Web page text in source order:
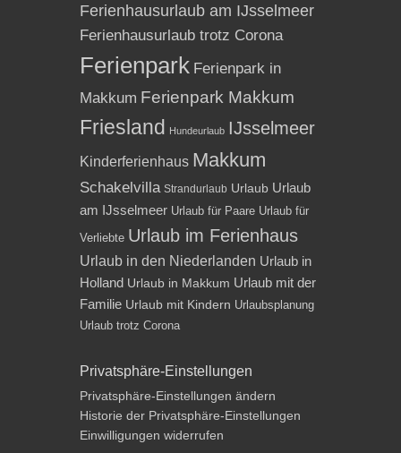
Ferienhausurlaub am IJsselmeer
Ferienhausurlaub trotz Corona
Ferienpark Ferienpark in
Makkum Ferienpark Makkum
Friesland Hundeurlaub IJsselmeer
Kinderferienhaus Makkum
Schakelvilla Strandurlaub Urlaub Urlaub
am IJsselmeer Urlaub für Paare Urlaub für
Verliebte Urlaub im Ferienhaus
Urlaub in den Niederlanden Urlaub in
Holland Urlaub in Makkum Urlaub mit der
Familie Urlaub mit Kindern Urlaubsplanung
Urlaub trotz Corona
Privatsphäre-Einstellungen
Privatsphäre-Einstellungen ändern
Historie der Privatsphäre-Einstellungen
Einwilligungen widerrufen